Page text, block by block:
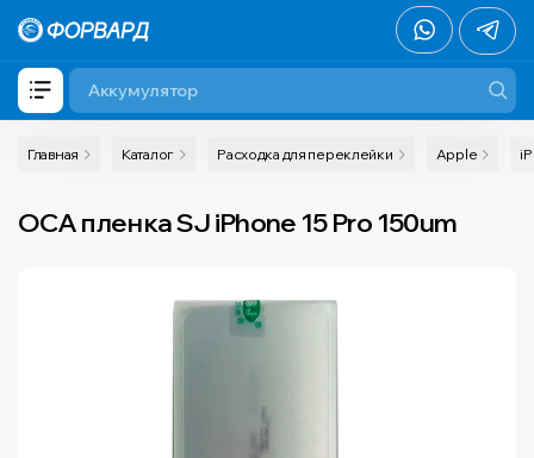
Главная Каталог Расходка для переклейки Apple
OCA пленка SJ iPhone 15 Pro 150um